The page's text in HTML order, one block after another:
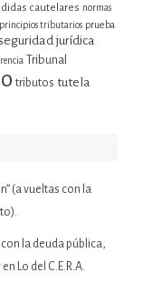
cautelares normas
principios tributarios prueba
jurídica
Tribunal
tributos tutela
(a vueltas con la
la deuda pública,
en Lo del C.E.R.A.